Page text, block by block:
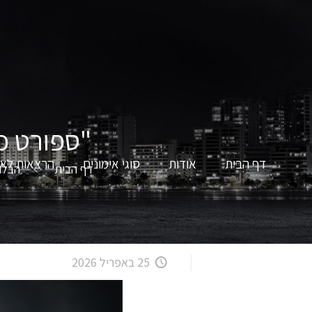
דף הבית אודות סוגי אימונים הרצאות
"ספורט
דף הבית
25 באפריל 2026